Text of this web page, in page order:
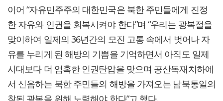
이어 “자유민주주의 대한민국은 북한 주민들에게 진정
한 자유와 인권을 회복시켜야 한다”며 “우리는 광복절을
맞이하여 일제의 36년간의 모진 고통 속에서 벗어나 자
유를 누리게 된 해방의 기쁨을 기억하면서 아직도 일제
시대보다 더 엄혹한 인권탄압을 맞으며 공산독재치하에
서 신음하는 북한 주민들의 해방을 가져오는 남북통일의
참된 광복을 위해 노력해야 한다”고 했다.